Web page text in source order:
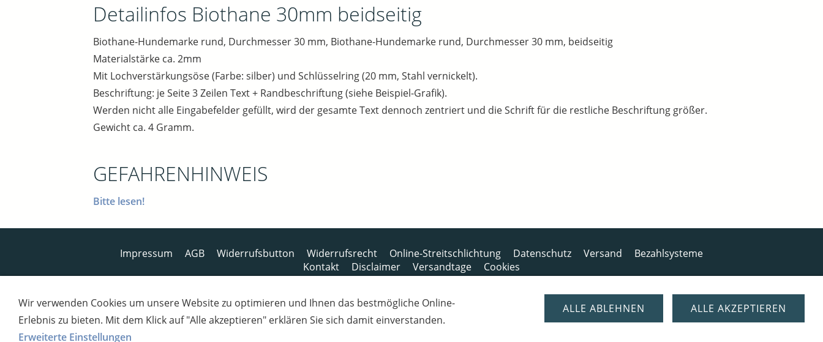
Detailinfos Biothane 30mm beidseitig
Biothane-Hundemarke rund, Durchmesser 30 mm, Biothane-Hundemarke rund, Durchmesser 30 mm, beidseitig
Materialstärke ca. 2mm
Mit Lochverstärkungsöse (Farbe: silber) und Schlüsselring (20 mm, Stahl vernickelt).
Beschriftung: je Seite 3 Zeilen Text + Randbeschriftung (siehe Beispiel-Grafik).
Werden nicht alle Eingabefelder gefüllt, wird der gesamte Text dennoch zentriert und die Schrift für die restliche Beschriftung größer.
Gewicht ca. 4 Gramm.
GEFAHRENHINWEIS
Bitte lesen!
Impressum AGB Widerrufsbutton Widerrufsrecht Online-Streitschlichtung Datenschutz Versand
Bezahlsysteme
Kontakt
Disclaimer Versandtage Cookies
Bankverbindung: Consorsbank, Kt-Inhaber: Dietmar Fuchs
IBAN: DE27 7012 0400 7111 5910 17 / BIC: CSDBDE71
Steuernummer: 2181931254,
Wir verwenden Cookies um unsere Website zu optimieren und Ihnen das bestmögliche Online-
Erlebnis zu bieten. Mit dem Klick auf "Alle akzeptieren" erklären Sie sich damit einverstanden.
Erweiterte Einstellungen
ALLE AKZEPTIEREN
ALLE ABLEHNEN